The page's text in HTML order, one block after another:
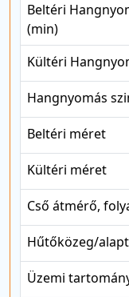
Beltéri
(min)
Kültéri
Hangnyomás
Beltéri méret
Kültéri méret
Cső átmérő,
Hűtőközeg/
Üzemi